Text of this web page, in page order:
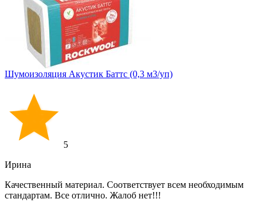
Шумоизоляция Акустик Баттс (0,3 м3/уп)
5
Ирина
Качественный материал. Соответствует всем необходимым
стандартам. Все отлично. Жалоб нет!!!